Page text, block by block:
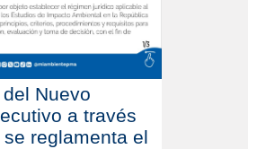
Nuevo
a través
reglamenta el